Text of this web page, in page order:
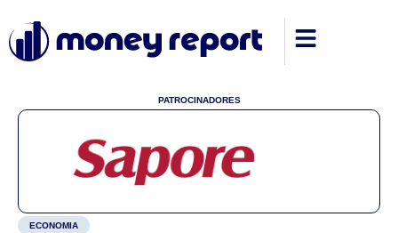
PATROCINADORES
ECONOMIA